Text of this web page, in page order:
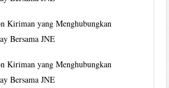
Kiriman yang Menghubungkan
Bersama JNE
Kiriman yang Menghubungkan
Bersama JNE